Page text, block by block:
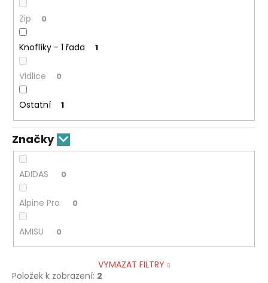
Zip 0
Knoflíky - 1 řada 1
Vidlice 0
Ostatní 1
Značky
ADIDAS 0
Alpine Pro 0
AMISU 0
VYMAZAT FILTRY
Položek k zobrazení: 2